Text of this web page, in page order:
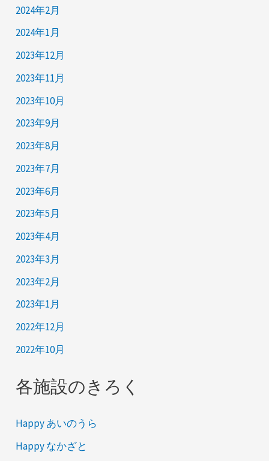
2024年2月
2024年1月
2023年12月
2023年11月
2023年10月
2023年9月
2023年8月
2023年7月
2023年6月
2023年5月
2023年4月
2023年3月
2023年2月
2023年1月
2022年12月
2022年10月
各施設のきろく
Happy あいのうら
Happy なかざと